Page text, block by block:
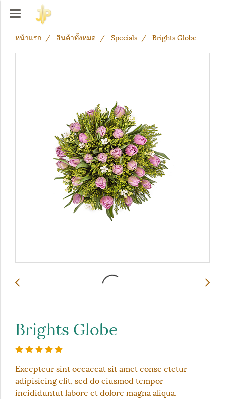
หน้าแรก สินค้าทั้งหมด Specials Brights Globe
Brights Globe
Excepteur sint occaecat sit amet conse ctetur
adipisicing elit, sed do eiusmod tempor
incididuntut labore et dolore magna aliqua.